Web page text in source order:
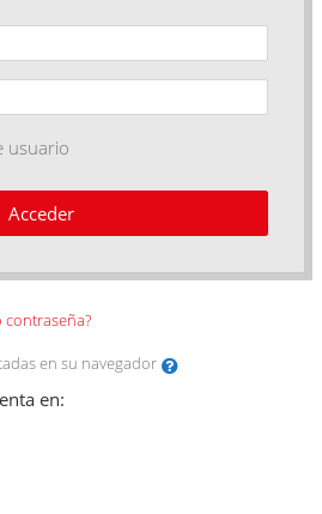
usuario
Acceder
en su navegador
en: